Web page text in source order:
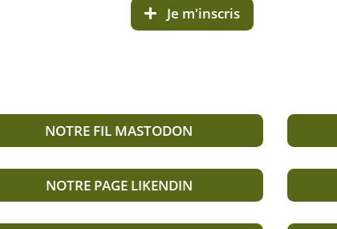
Je m'inscris
NOTRE FIL MASTODON
NOTRE PAGE LIKENDIN